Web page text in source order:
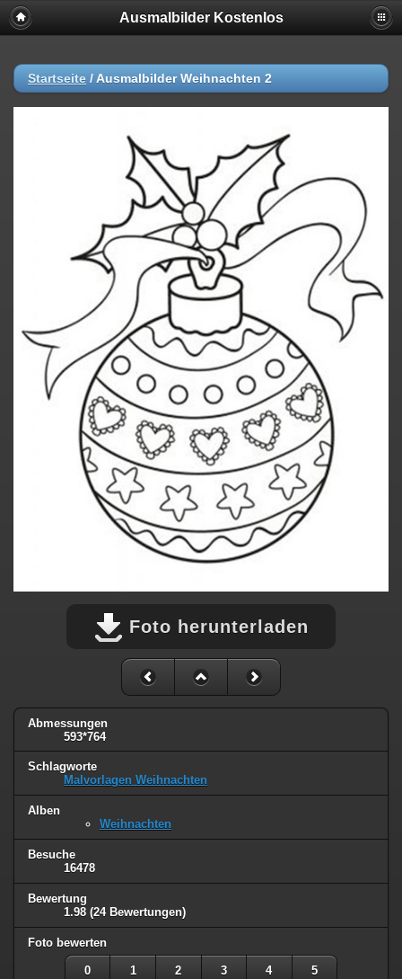
Ausmalbilder Kostenlos
Startseite / Ausmalbilder Weihnachten 2
Foto herunterladen
Abmessungen
593*764
Schlagworte
Malvorlagen Weihnachten
Alben
Weihnachten
Besuche
16478
Bewertung
1.98 (24 Bewertungen)
Foto bewerten
0 1 2 3 4 5